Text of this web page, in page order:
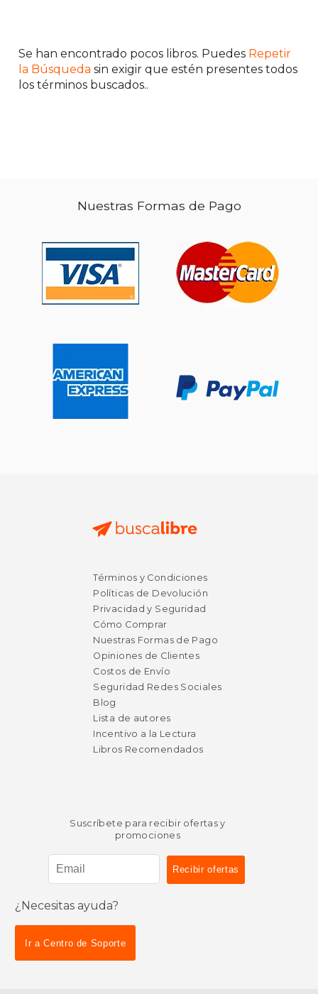
Se han encontrado pocos libros. Puedes Repetir
la Búsqueda sin exigir que estén presentes todos
los términos buscados..
Nuestras Formas de Pago
Términos y Condiciones
Políticas de Devolución
Privacidad y Seguridad
Cómo Comprar
Nuestras Formas de Pago
Opiniones de Clientes
Costos de Envío
Seguridad Redes Sociales
Blog
Lista de autores
Incentivo a la Lectura
Libros Recomendados
Suscríbete para recibir ofertas y
promociones
¿Necesitas ayuda?
Ir a Centro de Soporte